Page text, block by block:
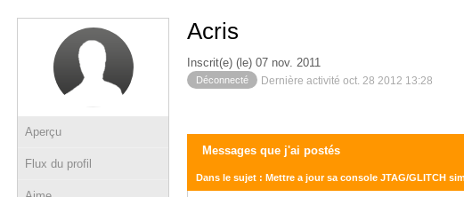
Aperçu
Flux du profil
Acris
Inscrit(e) (le) 07 nov. 2011
Déconnecté Dernière activité oct. 28 2012 13:28
Messages que j'ai postés
Dans le sujet : Mettre a jour sa console JTAG/GLITCH